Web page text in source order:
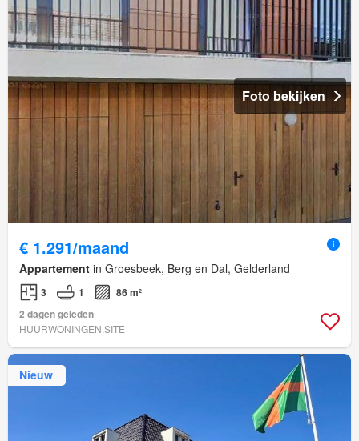
Foto bekijken
€ 1.291/maand
Appartement in Groesbeek, Berg en Dal, Gelderland
3 1
86 m²
2 dagen geleden
HUURWONINGEN.SITE
Nieuw